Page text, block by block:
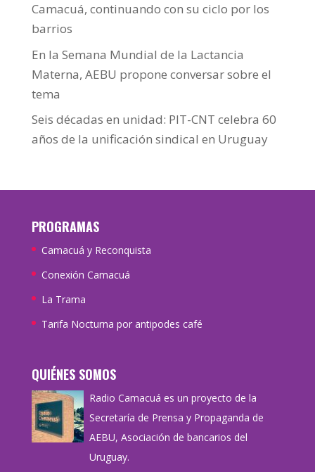
Camacuá, continuando con su ciclo por los
barrios
En la Semana Mundial de la Lactancia
Materna, AEBU propone conversar sobre el
tema
Seis décadas en unidad: PIT-CNT celebra 60
años de la unificación sindical en Uruguay
PROGRAMAS
Camacuá y Reconquista
Conexión Camacuá
La Trama
Tarifa Nocturna por antipodes café
QUIÉNES SOMOS
Radio Camacuá es un proyecto de la
Secretaría de Prensa y Propaganda de
AEBU, Asociación de bancarios del
Uruguay.